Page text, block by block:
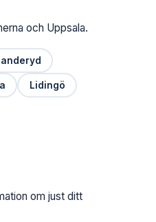
och Uppsala.
Lidingö
om just ditt